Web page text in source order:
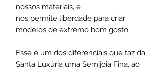
nossos materiais, e
nos permite liberdade para criar
modelos de extremo bom gosto.
Esse é um dos diferenciais que faz da
Santa Luxúria uma Semijoia Fina, ao